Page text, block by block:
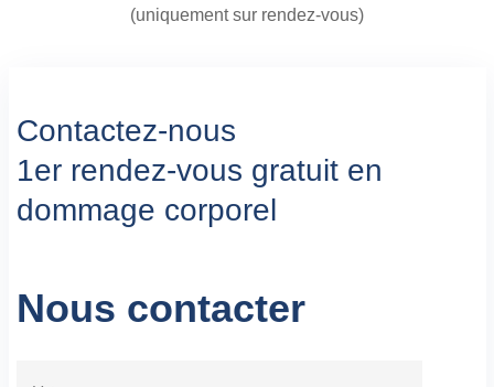
(uniquement sur rendez-vous)
Contactez-nous
1er rendez-vous gratuit en
dommage corporel
Nous contacter